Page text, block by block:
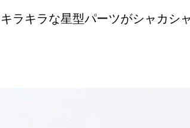
ラキラな星型パーツがシャカシャ